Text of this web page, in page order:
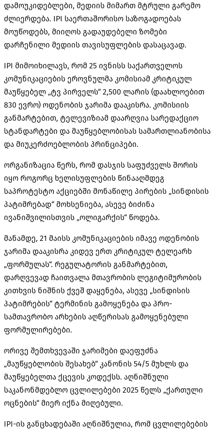
დამოუკიდებლები, მედიის მიმართ მტრული გარემო
ძლიერდება. IPI საერთაშორისო საზოგადოებას
მოუწოდებს, მიიღოს გადაუდებელი ზომები
დარჩენილი მედიის თავისუფლების დასაცავად.
IPI მიმოიხილავს, რომ 25 ივნისს საქართველოს
კომუნიკაციების ეროვნულმა კომისიამ კრიტიკულ
მაუწყებელ „ტვ პირველს“ 2,500 ლარის (დაახლოებით
830 ევრო) ოდენობის ჯარიმა დააკისრა. კომისიის
განმარტებით, ტელევიზიამ დაარღვია სარედაქციო
სტანდარტები და მაუწყებლობისას სამართლიანობისა
და მიუკერძოებლობის პრინციპები.
ორგანიზაცია წერს, რომ დასჯის საფუძველს შორის
იყო როგორც ხელისუფლების წინააღმდეგ
საპროტესტო აქციებში მონაწილე პირების „სინდისის
პატიმრებად“ მოხსენიება, ასევე ბიძინა
ივანიშვილისთვის „ოლიგარქის“ წოდება.
მანამდე, 21 მაისს კომუნიკაციების იმავე ოდენობის
ჯარიმა დააკისრა კიდევ ერთ კრიტიკულ ტელეარხ
„ფორმულას“. რეგულატორის განმარტებით,
დარღვევად ჩაითვალა მთავრობის ლეგიტიმურობის
კითხვის ნიშნის ქვეშ დაყენება, ასევე „სინდისის
პატიმრების“ ტერმინის გამოყენება და პრო-
სამთავრობო არხების აღწერისას გამოყენებული
ფორმულირებები.
ორივე შემთხვევაში ჯარიმები დაეფუძნა
„მაუწყებლობის შესახებ“ კანონის 54/5 მუხლს და
მაუწყებელთა ქცევის კოდექსს. აღნიშნული
საკანონმდებლო ცვლილებები 2025 წელს „ქართული
ოცნების“ მიერ იქნა მიღებული.
IPI-ის განცხადებაში აღნიშნულია, რომ ცვლილებების